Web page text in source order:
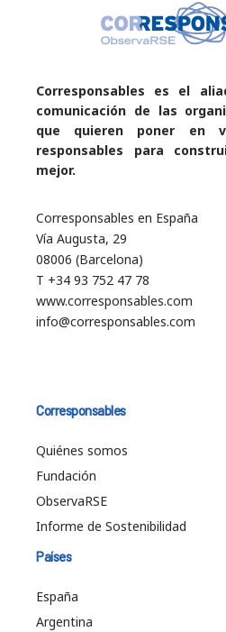
Corresponsables es el
comunicación de las
que quieren poner en
responsables para
mejor.
Corresponsables en España
Vía Augusta, 29
08006 (Barcelona)
T +34 93 752 47 78
www.corresponsables.com
info@corresponsables.com
Corresponsables
Quiénes somos
Fundación
ObservaRSE
Informe de Sostenibilidad
Países
España
Argentina